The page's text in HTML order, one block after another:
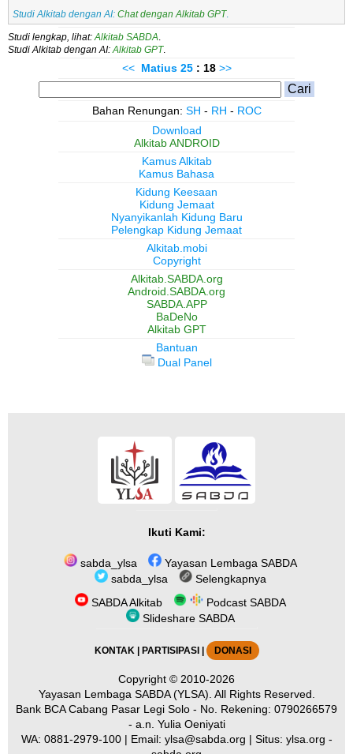
Studi Alkitab dengan AI: Chat dengan Alkitab GPT.
Studi lengkap, lihat: Alkitab SABDA
Studi Alkitab dengan AI: Alkitab GPT.
<< Matius 25 : 18 >>
Bahan Renungan: SH - RH - ROC
Download
Alkitab ANDROID
Kamus Alkitab
Kamus Bahasa
Kidung Keesaan
Kidung Jemaat
Nyanyikanlah Kidung Baru
Pelengkap Kidung Jemaat
Alkitab.mobi
Copyright
Alkitab.SABDA.org
Android.SABDA.org
SABDA.APP
BaDeNo
Alkitab GPT
Bantuan
Dual Panel
Ikuti Kami:
sabda_ylsa
Yayasan Lembaga SABDA
sabda_ylsa
Selengkapnya
SABDA Alkitab
Podcast SABDA
Slideshare SABDA
KONTAK| PARTISIPASI DONASI
Copyright © 2010-2026
Yayasan Lembaga SABDA (YLSA). All Rights Reserved.
Bank BCA Cabang Pasar Legi Solo - No. Rekening: 0790266579
- a.n. Yulia Oeniyati
WA: 0881-2979-100| Email: ylsa@sabda.org | Situs: ylsa.org -